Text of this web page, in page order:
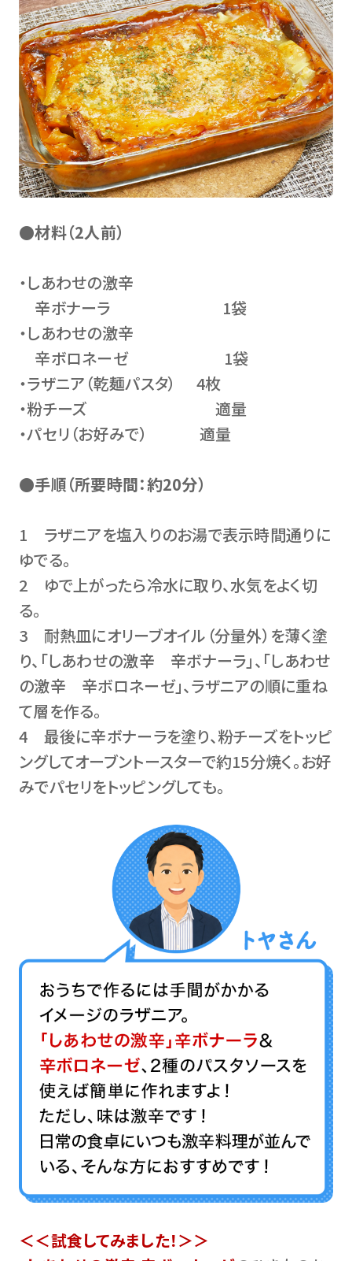
●材料（2人前）
・しあわせの激辛
辛ボナーラ 1袋
・しあわせの激辛
辛ボロネーゼ 1袋
・ラザニア（乾麺パスタ） 4枚
・粉チーズ 適量
・パセリ（お好みで） 適量
●手順（所要時間：約20分）
1 ラザニアを塩入りのお湯で表示時間通りに
ゆでる。
2 ゆで上がったら冷水に取り、水気をよく切
る。
3 耐熱皿にオリーブオイル（分量外）を薄く塗
り、「しあわせの激辛 辛ボナーラ」、「しあわせ
の激辛 辛ボロネーゼ」、ラザニアの順に重ね
て層を作る。
4 最後に辛ボナーラを塗り、粉チーズをトッピ
ングしてオーブントースターで約15分焼く。お好
みでパセリをトッピングしても。
＜＜試食してみました！＞＞